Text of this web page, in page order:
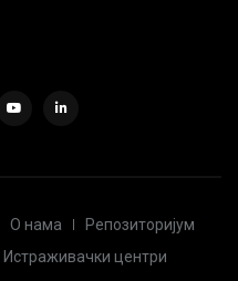
О нама
Репозиторијум
Истраживачки центри